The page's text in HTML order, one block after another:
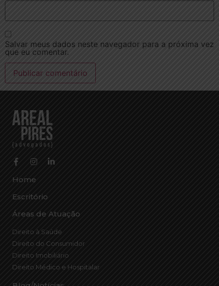
Salvar meus dados neste navegador para a próxima vez
que eu comentar.
Home
Escritório
Áreas de Atuação
Direito à Saúde
Direito do Consumidor
Direito Imobiliário
Direito Médico e Hospitalar